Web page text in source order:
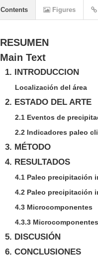
RESUMEN
Main Text
1. INTRODUCCION
Localización del área
2. ESTADO DEL ARTE
2.1 Eventos de
2.2 Indicadores paleo
3. MÉTODO
4. RESULTADOS
4.1 Paleo precipitación
4.2 Paleo precipitación
4.3 Microcomponentes
4.3.3
5. DISCUSIÓN
6. CONCLUSIONES
Contents Figures